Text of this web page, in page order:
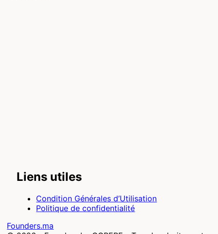
Liens utiles
Condition Générales d’Utilisation
Politique de confidentialité
Founders.ma